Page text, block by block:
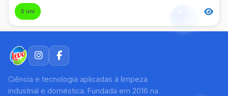
Multiuso
Naftalina
Pá de Lixo
5 uni
Ciência e tecnologia aplicadas à limpeza
industrial e doméstica. Fundada em 2016 na